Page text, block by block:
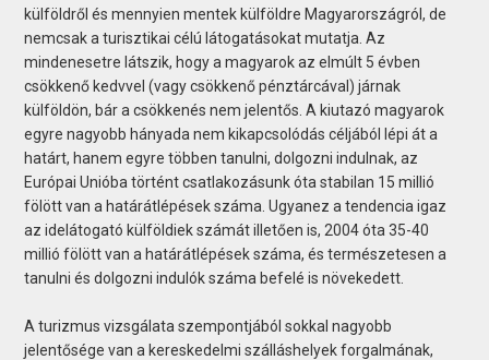
külföldről és mennyien mentek külföldre Magyarországról, de
nemcsak a turisztikai célú látogatásokat mutatja. Az
mindenesetre látszik, hogy a magyarok az elmúlt 5 évben
csökkenő kedvvel (vagy csökkenő pénztárcával) járnak
külföldön, bár a csökkenés nem jelentős. A kiutazó magyarok
egyre nagyobb hányada nem kikapcsolódás céljából lépi át a
határt, hanem egyre többen tanulni, dolgozni indulnak, az
Európai Unióba történt csatlakozásunk óta stabilan 15 millió
fölött van a határátlépések száma. Ugyanez a tendencia igaz
az idelátogató külföldiek számát illetően is, 2004 óta 35-40
millió fölött van a határátlépések száma, és természetesen a
tanulni és dolgozni indulók száma befelé is növekedett.
A turizmus vizsgálata szempontjából sokkal nagyobb
jelentősége van a kereskedelmi szálláshelyek forgalmának,